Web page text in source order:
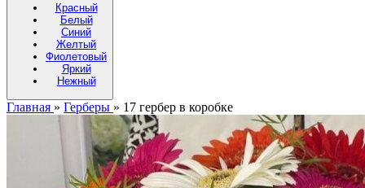
Красный
Белый
Синий
Желтый
Фиолетовый
Яркий
Нежный
Главная » Герберы » 17 гербер в коробке